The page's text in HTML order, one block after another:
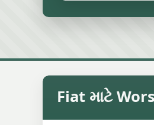
Fiat માટે